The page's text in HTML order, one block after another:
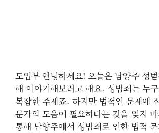
도입부 안녕하세요! 오늘은 남양주 성
해 이야기해보려고 해요. 성범죄는 누
복잡한 주제죠. 하지만 법적인 문제에
문가의 도움이 필요하다는 것을 잊지
통해 남양주에서 성범죄로 인한 법적